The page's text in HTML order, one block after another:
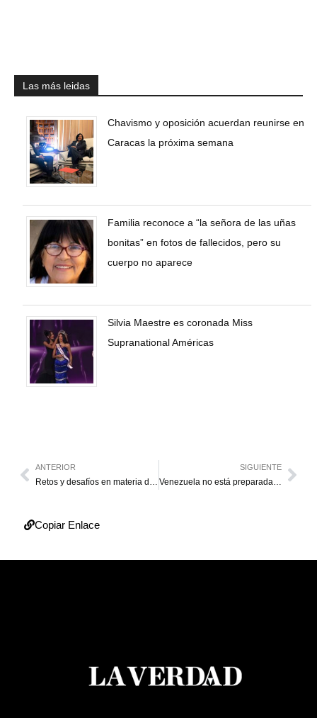
Las más leidas
Chavismo y oposición acuerdan reunirse en
Caracas la próxima semana
Familia reconoce a “la señora de las uñas
bonitas” en fotos de fallecidos, pero su
cuerpo no aparece
Silvia Maestre es coronada Miss
Supranational Américas
ANTERIOR
Retos y desafíos en materia de reducción de la impunidad y violencia de género en Venezuela
SIGUIENTE
Venezuela no está preparada para un brote de A(H1N1)
Copiar Enlace